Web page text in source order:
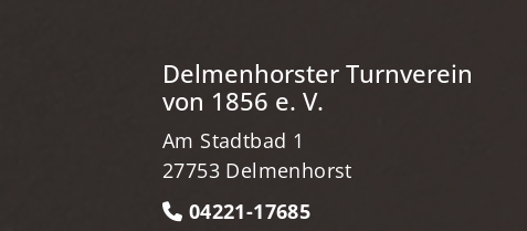
Delmenhorster Turnverein
von 1856 e. V.
Am Stadtbad 1
27753 Delmenhorst
04221-17685